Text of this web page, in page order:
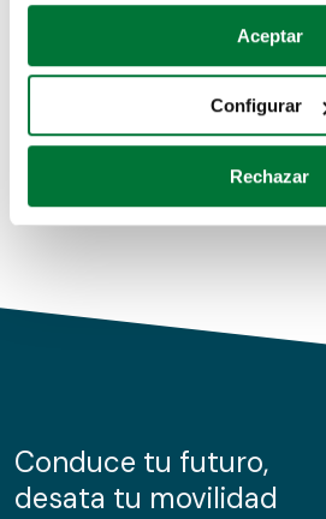
Si lo permite, también quisiéramos:
Recopilar información sobre
Identificar su dispositivo
para buscar características
Obtenga más información sobre
de cookies.
información sobre el uso que haga
nuestros partners de redes
Aceptar
Configurar
Rechazar
Coches de segunda mano
Coches de km0
Conduce tu futuro,
desata tu movilidad